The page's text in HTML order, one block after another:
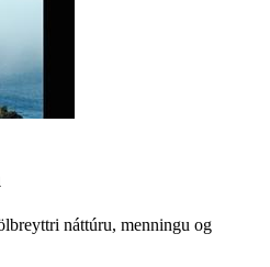
náttúru, menningu og